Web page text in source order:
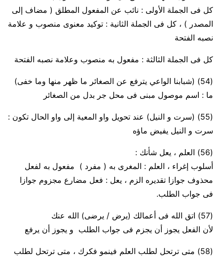
كل فى الجملة الأولى : نائب عن المفعول المطلق ( مضاف إلى
المصدر ) ، كل فى الجملة الثانية : توكيد معنوى منصوب و علامة
نصبه الفتحة
كل فى الجملة الثالثة : مفعول به منصوب وعلامة نصبه الفتحة
(54)
(شبابنا الواعي يترفع عن الصغائر ما ظهر منها وما خفى)
ما : اسم موصول مبنى فى محل جر بدل من الصغائر
(55)
(سرت و النيل) عند تحويل واو المعية إلى واو الحال تكون :
سرت و النيل يفيض ماؤه
(56)
العلم ، يعل شأنك :
أسلوب إغراء ، العلم : المغرى به ( مفرد ) مفعول به لفعل
محذوف جوازا تقديره الزم ، يعل : فعل مضارع مجزوم جوازا
فى جواب الطلب.
(57) اتق الله فى أعمالك (يرض / يرضى) الله عنك
لأن الفعل يجوز أن يجزم فى جواب الطلب و يجوز أن يرفع
(58)
متى ترتحل لطلب العلم فينمو فكرك ، متى ترتحل لطلب